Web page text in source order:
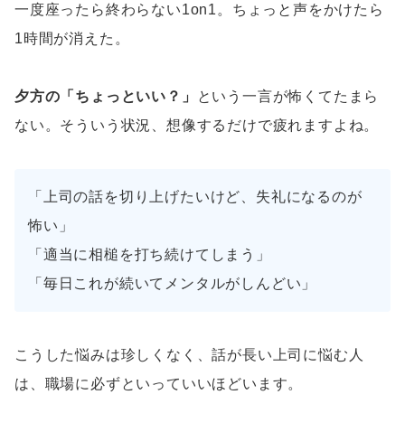
一度座ったら終わらない1on1。ちょっと声をかけたら
1時間が消えた。
夕方の「ちょっといい？」
という一言が怖くてたまら
ない。そういう状況、想像するだけで疲れますよね。
「上司の話を切り上げたいけど、失礼になるのが
怖い」
「適当に相槌を打ち続けてしまう」
「毎日これが続いてメンタルがしんどい」
こうした悩みは珍しくなく、話が長い上司に悩む人
は、職場に必ずといっていいほどいます。